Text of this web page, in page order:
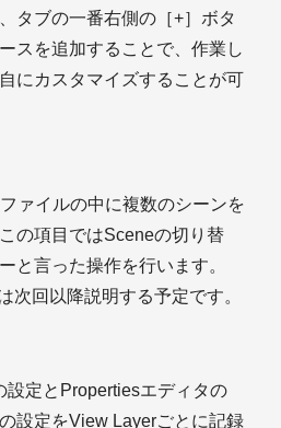
タブの一番右側の［+］ボタ
スを追加することで、作業し
にカスタマイズすることが可
ァイルの中に複数のシーンを
の項目ではSceneの切り替
と言った操作を行います。
次回以降説明する予定です。
設定とPropertiesエディタの
設定をView Layerごとに記録